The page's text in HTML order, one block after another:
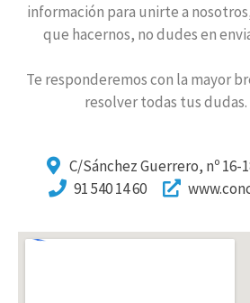
información para unirte a
que hacernos, no dudes en
Te responderemos con la mayor
resolver todas tus dudas.
C/Sánchez Guerrero, nº 16-
91 540 14 60